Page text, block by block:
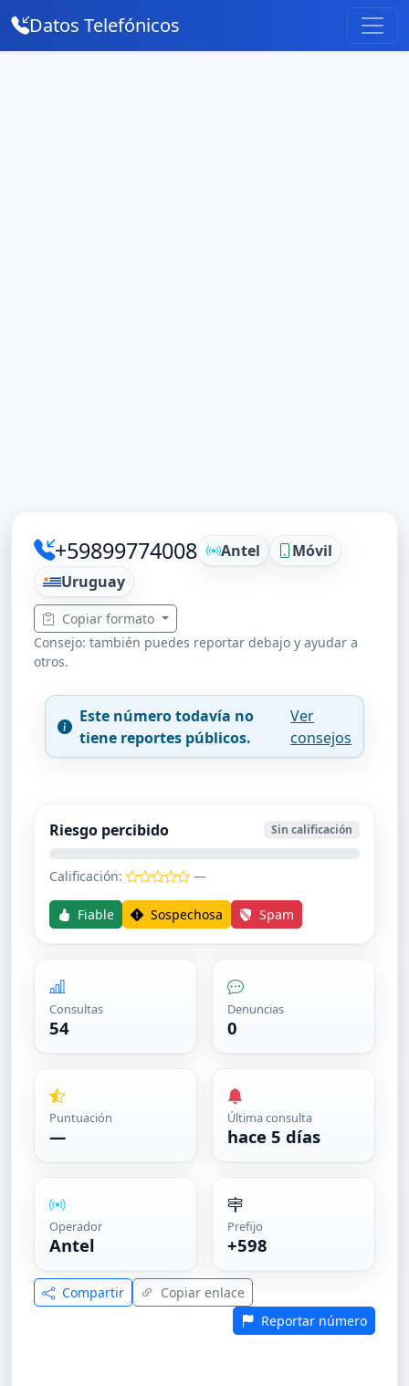
Datos Telefónicos
+59899774008 Antel
Móvil
Uruguay
Copiar formato
Consejo: también puedes reportar debajo y ayudar a
otros.
Este número todavía no
tiene reportes públicos.
Ver
consejos
Riesgo percibido Sin calificación
Calificación: —
Fiable Sospechosa Spam
Consultas
54
Denuncias
0
Puntuación
—
Última consulta
hace 5 días
Operador
Antel
Prefijo
+598
Compartir
Copiar enlace
Reportar número